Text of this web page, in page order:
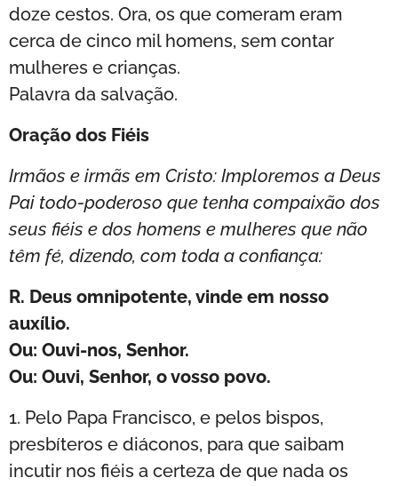
doze cestos. Ora, os que comeram eram
cerca de cinco mil homens, sem contar
mulheres e crianças.
Palavra da salvação.
Oração dos Fiéis
Irmãos e irmãs em Cristo: Imploremos a Deus
Pai todo-poderoso que tenha compaixão dos
seus fiéis e dos homens e mulheres que não
têm fé, dizendo, com toda a confiança:
R. Deus omnipotente, vinde em nosso
auxílio.
Ou: Ouvi-nos, Senhor.
Ou: Ouvi, Senhor, o vosso povo.
1. Pelo Papa Francisco, e pelos bispos,
presbíteros e diáconos, para que saibam
incutir nos fiéis a certeza de que nada os